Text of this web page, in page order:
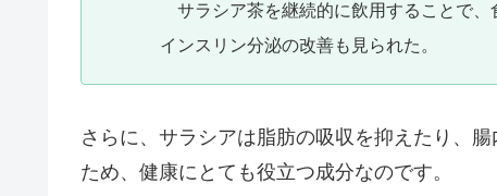
サラシア茶を継続的に飲用することで、
インスリン分泌の改善も見られた。
さらに、サラシアは脂肪の吸収を抑えたり、
ため、健康にとても役立つ成分なのです。